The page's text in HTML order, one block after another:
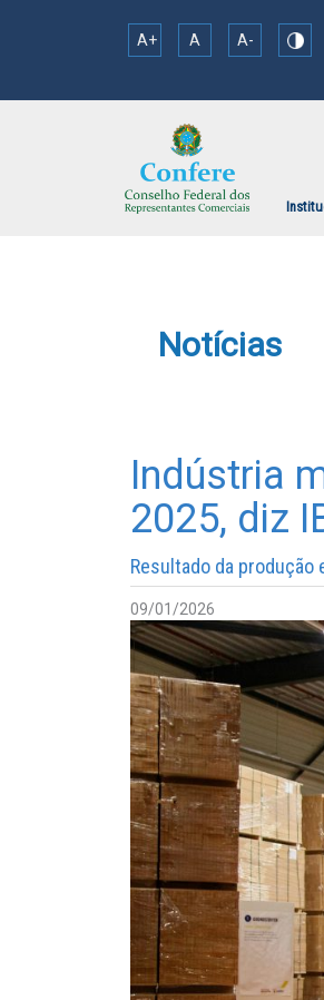
A+ A A-
Notícias
Indústria
2025, diz
Resultado da produção
09/01/2026